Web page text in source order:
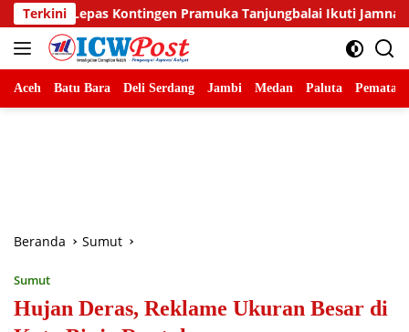
Langsung
ke
konten
Terkini
Pramuka Tanjungbalai Ikuti Jamnas XII di Cibubur
Aceh Batu Bara Deli Serdang Jambi Medan Paluta
Beranda Sumut
Sumut
Hujan Deras, Reklame Ukuran Besar di